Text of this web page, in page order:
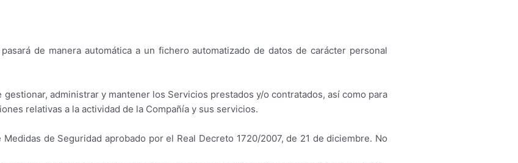
de manera automática a un fichero automatizado de datos de carácter personal
administrar y mantener los Servicios prestados y/o contratados, así como para
relativas a la actividad de la Compañía y sus servicios.
de Seguridad aprobado por el Real Decreto 1720/2007, de 21 de diciembre. No